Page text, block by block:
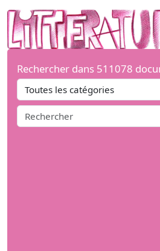
Rechercher dans 511078